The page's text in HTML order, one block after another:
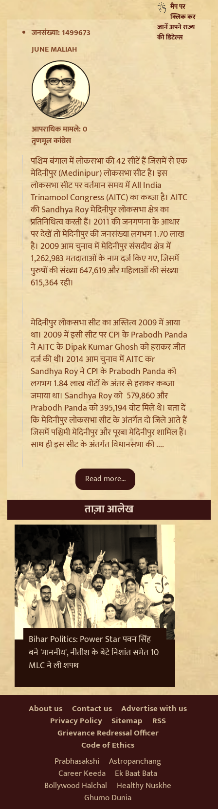
Trisha Krishnan पर टिप्पणी मामले में Udhayanidhi Stalin
Arrest, जानें चेन्नई पुलिस ने कौन सी धाराएं लगाईं
Jantar Mantar से अदालत तक: Brij Bhushan के खिलाफ
यौन उत्पीड़न मामले में Legal Battle का अंत
Sanjay Raut on Ram Mandir: 'राम के नाम पर लूट हो रही',
चढ़ावा चोरी के मुद्दे पर Shiv Sena UBT का हमला
Pappu Yadav और Rahul Gandhi की बढ़ी मुश्किलें,
Parliament में संतों का वेश धरने पर Varanasi में FIR की मांग
Badrinath Temple Theft Case: मुख्य आरोपी प्रमोद
नौटियाल को जेल ले जाया गया, अब सह-आरोपी की Assets की
मैप पर
क्लिक कर
जानें अपने राज्य
की डिटेल्स
जनसंख्या: 1499673
JUNE MALIAH
आपराधिक मामले: 0
तृणमूल कांग्रेस
पश्चिम बंगाल में लोकसभा की 42 सीटें हैं जिसमें से एक
मेदिनीपुर (Medinipur) लोकसभा सीट है। इस
लोकसभा सीट पर वर्तमान समय में All India
Trinamool Congress (AITC) का कब्जा है। AITC
की Sandhya Roy मेदिनीपुर लोकसभा क्षेत्र का
प्रतिनिधित्व करती हैं। 2011 की जनगणना के आधार
पर देखें तो मेदिनीपुर की जनसंख्या लगभग 1.70 लाख
है। 2009 आम चुनाव में मेदिनीपुर संसदीय क्षेत्र में
1,262,983 मतदाताओं के नाम दर्ज किए गए, जिसमें
पुरुषों की संख्या 647,619 और महिलाओं की संख्या
615,364 रही।
मेदिनीपुर लोकसभा सीट का अस्तित्व 2009 में आया
था। 2009 में इसी सीट पर CPI के Prabodh Panda
ने AITC के Dipak Kumar Ghosh को हराकर जीत
दर्ज की थी। 2014 आम चुनाव में AITC कr
Sandhya Roy ने CPI के Prabodh Panda को
लगभग 1.84 लाख वोटों के अंतर से हराकर कब्जा
जमाया था। Sandhya Roy को 579,860 और
Prabodh Panda को 395,194 वोट मिले थे। बता दें
कि मेदिनीपुर लोकसभा सीट के अंतर्गत दो जिले आते हैं
जिसमें पश्चिमी मेदिनीपुर और पूरबा मेदिनीपुर शामिल हैं।
साथ ही इस सीट के अंतर्गत विधानसभा की ....
Read more...
ताज़ा आलेख
Bihar Politics: Power Star पवन सिंह
बने 'माननीय', नीतीश के बेटे निशांत समेत 10
MLC ने ली शपथ
About us Contact us
Advertise with us
Privacy Policy
Sitemap
RSS
Grievance Redressal Officer
Code of Ethics
Prabhasakshi
Astropanchang
Career Keeda
Ek Baat Bata
Bollywood Halchal
Healthy Nuskhe
Ghumo Dunia